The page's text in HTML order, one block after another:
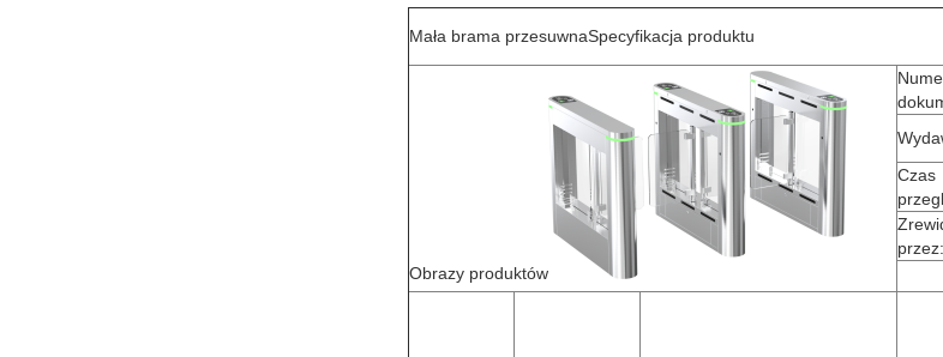
Mała brama przesuwnaSpecyfikacja produktu
Obrazy produktów
Czas
przez: